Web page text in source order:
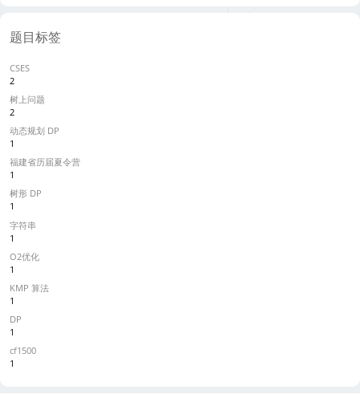
题目标签
CSES
2
树上问题
2
动态规划 DP
1
福建省历届夏令营
1
树形 DP
1
字符串
1
O2优化
1
KMP 算法
1
DP
1
cf1500
1